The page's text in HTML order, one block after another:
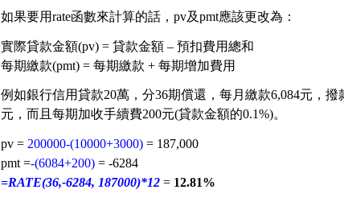
如果要用rate函數來計算的話，pv及pmt應該更改為：
實際貸款金額(pv) = 貸款金額 – 預扣費用總和
每期繳款(pmt) = 每期繳款 + 每期增加費用
例如銀行信用貸款20萬，分36期償還，每月繳款6,084元，
元，而且每期加收手續費200元(貸款金額的0.1%)。
pv = 200000-(10000+3000) = 187,000
pmt =-(6084+200) = -6284
=RATE(36,-6284, 187000)*12 = 12.81%